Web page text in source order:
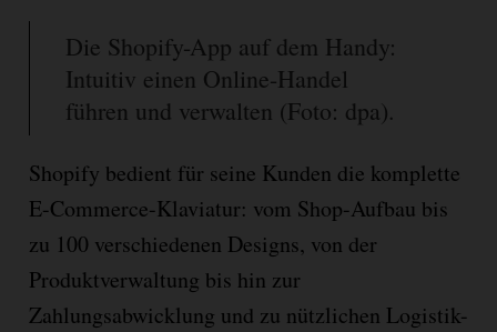
Die Shopify-App auf dem Handy:
Intuitiv einen Online-Handel
führen und verwalten (Foto: dpa).
Shopify bedient für seine Kunden die komplette
E-Commerce-Klaviatur: vom Shop-Aufbau bis
zu 100 verschiedenen Designs, von der
Produktverwaltung bis hin zur
Zahlungsabwicklung und zu nützlichen Logistik-